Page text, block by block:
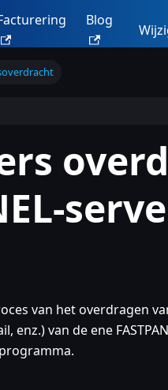
Blog
van het overdragen
enz.) van de ene